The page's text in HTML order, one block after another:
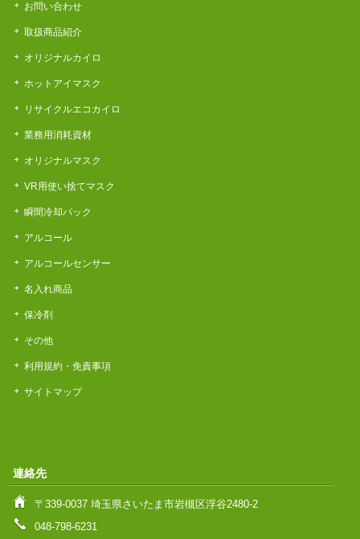
お問い合わせ
取扱商品紹介
オリジナルカイロ
ホットアイマスク
リサイクルエコカイロ
業務用消耗資材
オリジナルマスク
VR用使い捨てマスク
瞬間冷却パック
アルコール
アルコールセンサー
名入れ商品
保冷剤
その他
利用規約・免責事項
サイトマップ
連絡先
〒339-0037 埼玉県さいたま市岩槻区浮谷2480-2
048-798-6231